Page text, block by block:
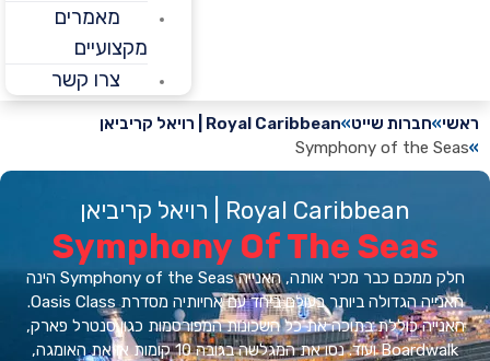
מאמרים
מקצועיים
צרו קשר
חברות שייט Royal Caribbean | רויאל קריביאן
Symphony of the
Royal Caribbean | רויאל קריביאן
Symphony Of The Seas
חלק ממכם כבר מכיר אותה, האנייה Symphony of the Seas הינה
האנייה הגדולה ביותר בעולם ביחד עם אחיותיה מסדרת Oasis Class.
כוללת בתוכה את כל השכונות המפורסמות כגון סנטרל פארק,
Boardwalk ועוד. נסו את המגלשה בגובה 10 קומות או את האומגה,